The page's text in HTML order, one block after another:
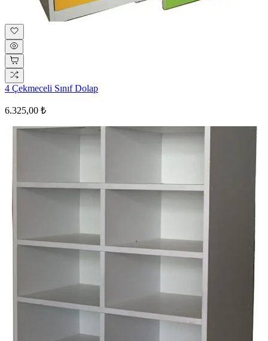
4 Çekmeceli Sınıf Dolap
6.325,00 ₺